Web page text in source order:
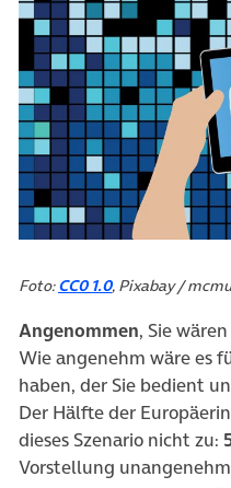
Foto:CC0 1.0, Pixabay /
Angenommen, Sie
Wie angenehm wäre es
haben, der Sie bedient
Der Hälfte der
dieses Szenario nicht zu:
Vorstellung